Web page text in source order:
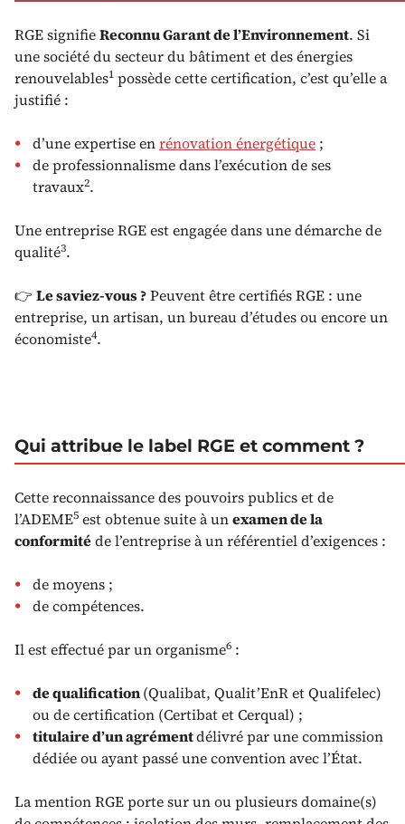
RGE signifieReconnu Garant de l’Environnement. Si
une société du secteur du bâtiment et des énergies
renouvelables1 possède cette certification, c’est qu’elle a
justifié :
d’une expertise enrénovation énergétique ;
de professionnalisme dans l’exécution de ses
travaux2.
Une entreprise RGE est engagée dans une démarche de
qualité3.
👉 Le saviez-vous ?Peuvent être certifiés RGE : une
entreprise, un artisan, un bureau d’études ou encore un
économiste4.
Qui attribue le label RGE et comment ?
Cette reconnaissance des pouvoirs publics et de
l’ADEME5 est obtenue suite à unexamen de la
conformité de l’entreprise à un référentiel d’exigences :
de moyens ;
de compétences.
Il est effectué par un organisme6 :
de qualification(Qualibat, Qualit’EnR et Qualifelec)
ou de certification (Certibat et Cerqual) ;
titulaire d’un agrémentdélivré par une commission
dédiée ou ayant passé une convention avec l’État.
La mention RGE porte sur un ou plusieurs domaine(s)